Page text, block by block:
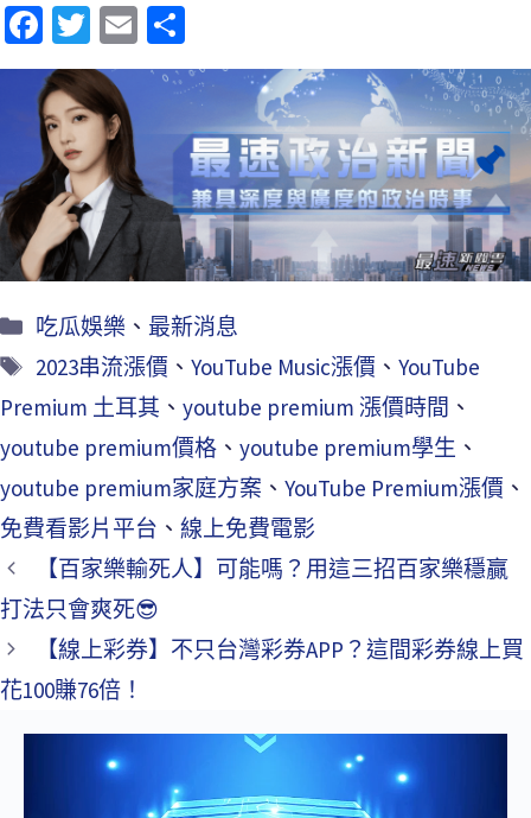
Fa
ce
b
o
o
k
T
wi
tt
er
E
m 享
吃瓜娛樂 、 最新消息
2023串流漲價 、YouTube Music漲價 、YouTube
Premium 土耳其 、 youtube premium 漲價時間 、
youtube premium價格 、 youtube premium學生 、
youtube premium家庭方案 、 YouTube Premium漲價 、
免費看影片平台 、 線上免費電影
【百家樂輸死人】可能嗎？用這三招百家樂穩贏
打法只會爽死😎
【線上彩券】不只台灣彩券APP？這間彩券線上買
花100賺76倍！